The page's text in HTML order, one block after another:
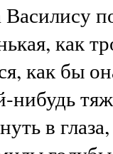
как
как бы
нибудь
в